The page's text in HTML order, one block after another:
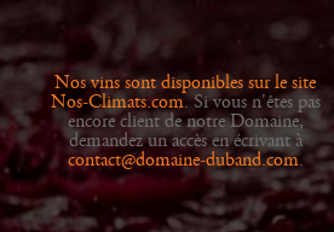
History
Wines
Nos vins sont disponibles sur le site
Nos-Climats.com. Si vous n'êtes pas
encore client de notre Domaine,
demandez un accès en écrivant à
contact@domaine-duband.com.